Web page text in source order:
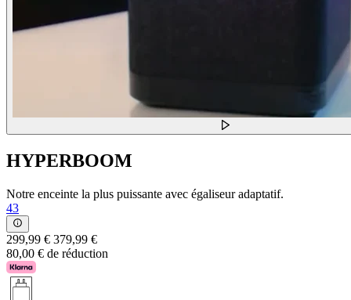
HYPERBOOM
Notre enceinte la plus puissante avec égaliseur adaptatif.
43
299,99 € 379,99 €
80,00 € de réduction